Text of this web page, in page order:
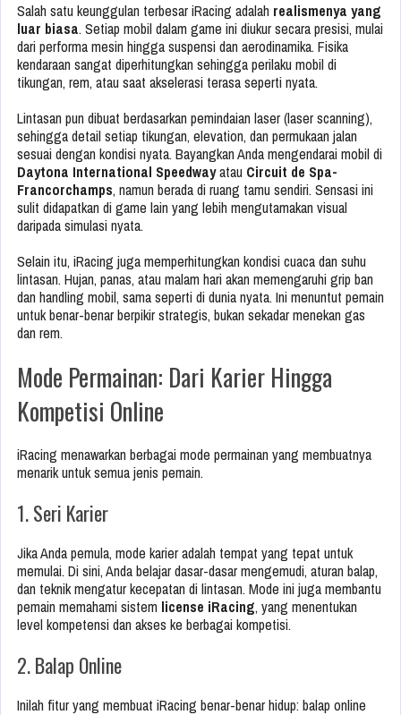
Salah satu keunggulan terbesar iRacing adalah realismenya yang
luar biasa. Setiap mobil dalam game ini diukur secara presisi, mulai
dari performa mesin hingga suspensi dan aerodinamika. Fisika
kendaraan sangat diperhitungkan sehingga perilaku mobil di
tikungan, rem, atau saat akselerasi terasa seperti nyata.
Lintasan pun dibuat berdasarkan pemindaian laser (laser scanning),
sehingga detail setiap tikungan, elevation, dan permukaan jalan
sesuai dengan kondisi nyata. Bayangkan Anda mengendarai mobil di
Daytona International Speedwayatau Circuit de Spa-
Francorchamps, namun berada di ruang tamu sendiri. Sensasi ini
sulit didapatkan di game lain yang lebih mengutamakan visual
daripada simulasi nyata.
Selain itu, iRacing juga memperhitungkan kondisi cuaca dan suhu
lintasan. Hujan, panas, atau malam hari akan memengaruhi grip ban
dan handling mobil, sama seperti di dunia nyata. Ini menuntut pemain
untuk benar-benar berpikir strategis, bukan sekadar menekan gas
dan rem.
Mode Permainan: Dari Karier Hingga
Kompetisi Online
iRacing menawarkan berbagai mode permainan yang membuatnya
menarik untuk semua jenis pemain.
1. Seri Karier
Jika Anda pemula, mode karier adalah tempat yang tepat untuk
memulai. Di sini, Anda belajar dasar-dasar mengemudi, aturan balap,
dan teknik mengatur kecepatan di lintasan. Mode ini juga membantu
pemain memahami sistem license iRacing, yang menentukan
level kompetensi dan akses ke berbagai kompetisi.
2. Balap Online
Inilah fitur yang membuat iRacing benar-benar hidup: balap online